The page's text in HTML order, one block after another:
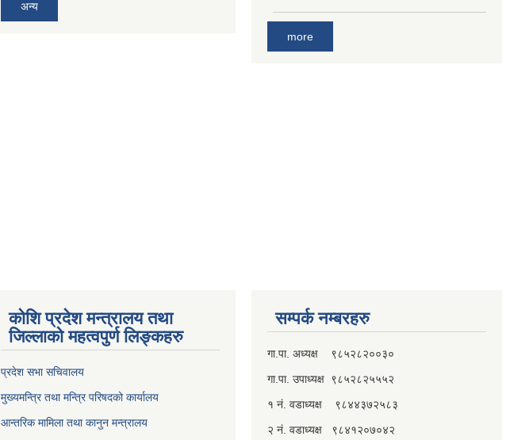
अन्य
more
कोशि प्रदेश मन्त्रालय तथा
जिल्लाको महत्वपुर्ण लिङ्कहरु
प्रदेश सभा सचिवालय
मुख्यमन्त्रि तथा मन्त्रि परिषदको कार्यालय
आन्तरिक मामिला तथा कानुन मन्त्रालय
सम्पर्क नम्बरहरु
गा.पा. अध्यक्ष ९८५२८२००३०
गा.पा. उपाध्यक्ष ९८५२८२५५५२
१ नं. वडाध्यक्ष ९८४४३७२५८३
२ नं. वडाध्यक्ष ९८४१२०७०४२